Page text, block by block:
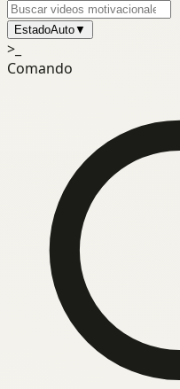
EstadoAuto▼
>_
Comando